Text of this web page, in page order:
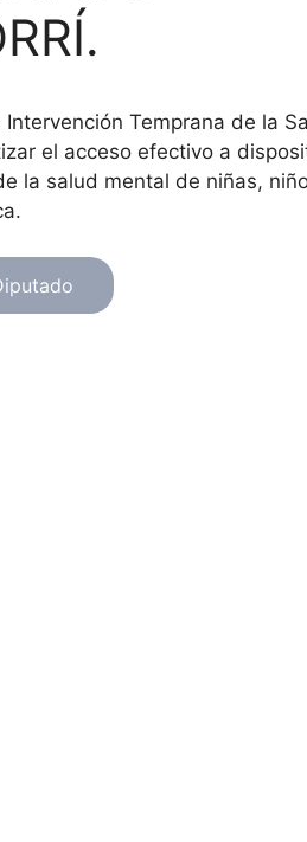
Temprana de la
el acceso efectivo a
la salud mental de niñas,